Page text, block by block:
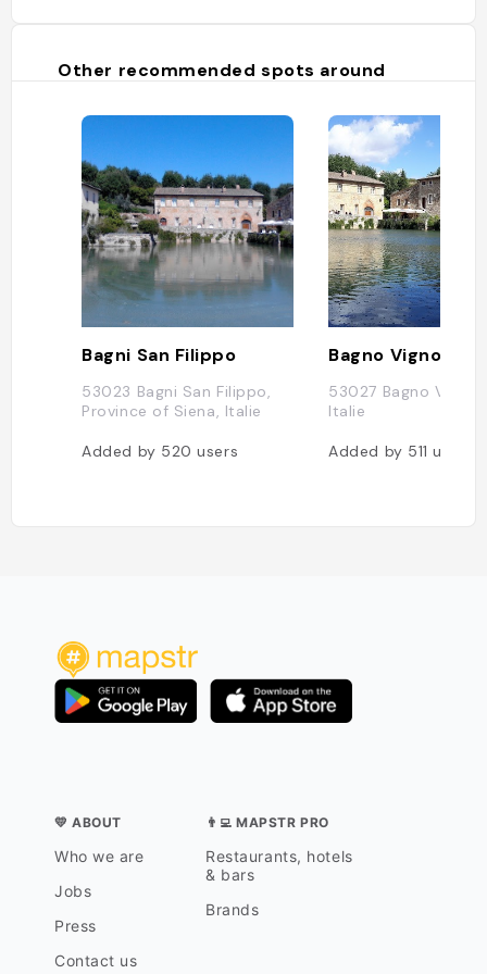
Other recommended spots around
Bagni San Filippo
53023 Bagni San Filippo,
Province of Siena, Italie
Added by 520users
Bagno Vignoni
53027 Bagno
Italie
Added by 511users
💛 ABOUT
Who we are
Jobs
Press
Contact us
👨‍💻 MAPSTR PRO
Restaurants, hotels
& bars
Brands